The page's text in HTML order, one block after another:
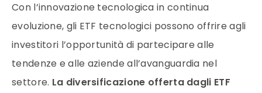
Con l’innovazione tecnologica in continua
evoluzione, gli ETF tecnologici possono offrire agli
investitori l’opportunità di partecipare alle
tendenze e alle aziende all’avanguardia nel
settore. La diversificazione offerta dagli ETF